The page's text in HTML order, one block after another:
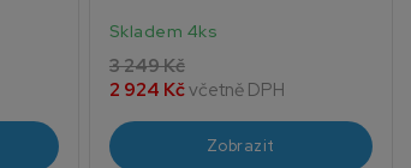
Skladem 4ks
3 249 Kč
2 924 Kčvčetně DPH
Zobrazit